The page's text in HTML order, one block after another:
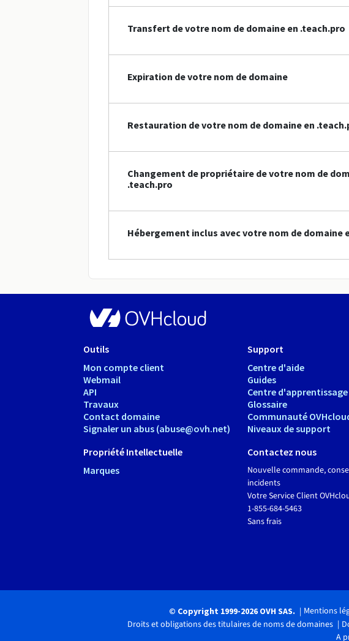
Transfert de votre nom de domaine en .teach.pro
Expiration de votre nom de domaine
Restauration de votre nom de domaine en
Changement de propriétaire de votre nom de
.teach.pro
Hébergement inclus avec votre nom de domaine
Outils
Mon compte client
Webmail
API
Travaux
Contact domaine
Signaler un abus (abuse@ovh.net)
Propriété Intellectuelle
Marques
Support
Centre d'aide
Guides
Centre d'apprentissage
Glossaire
Communauté
Niveaux de support
Contactez nous
Nouvelle commande,
incidents
Votre Service Client
1-855-684-5463
Sans frais
© Copyright 1999-2026 OVH SAS. Mentions
Droits et obligations des titulaires de noms de domaines
A